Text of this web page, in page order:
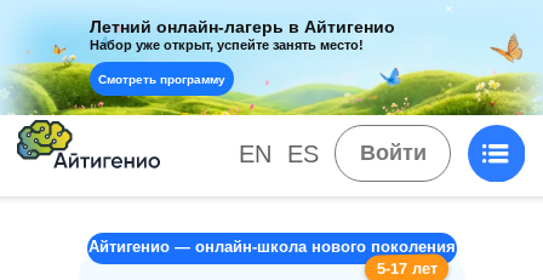
Смотреть программу
Летний онлайн-лагерь в Айтигенио
Набор уже открыт, успейте занять место!
Войти
EN ES
Айтигенио — онлайн-школа нового поколения
5-17 лет